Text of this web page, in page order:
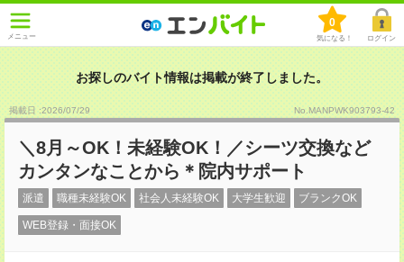
メニュー
0
気になる！ ログイン
お探しのバイト情報は掲載が終了しました。
掲載日 :2026/07/29 No.MANPWK903793-42
＼8月～OK！未経験OK！／シーツ交換など
カンタンなことから＊院内サポート
派遣 職種未経験OK 社会人未経験OK 大学生歓迎 ブランクOK
WEB登録・面接OK